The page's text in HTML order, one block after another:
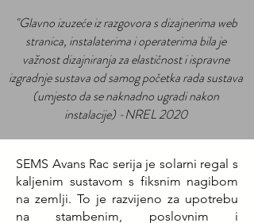
SEMS Avans Rac serija je solarni regal s
kaljenim sustavom s fiksnim nagibom
na zemlji. To je razvijeno za upotrebu
na stambenim, poslovnim i
"Glavno izuzeće iz razgovora s dizajnerima web
stranica, instalaterima i operaterima bila je
važnost dizajniranja za elastičnost i ispravne
izgradnje sustava od samog početka rada sustava
(umjesto da se naknadno ugradi nakon
instalacije) -NREL 2020